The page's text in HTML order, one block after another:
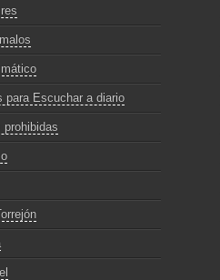
para Escuchar a diario
prohibidas